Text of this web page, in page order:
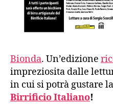
Bionda. Un’edizione
impreziosita dalle
in cui si potrà gustare
Birrificio Italiano!